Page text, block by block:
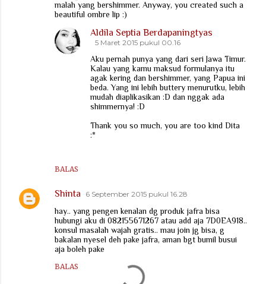
malah yang bershimmer. Anyway, you created such a
beautiful ombre lip :)
BALAS
Aldila Septia Berdapaningtyas
5 Maret 2015 pukul 00.16
Aku pernah punya yang dari seri Jawa Timur.
Kalau yang kamu maksud formulanya itu
agak kering dan bershimmer, yang Papua ini
beda. Yang ini lebih buttery menurutku, lebih
mudah diaplikasikan :D dan nggak ada
shimmernya! :D
Thank you so much, you are too kind Dita
:*
Shinta 6 September 2015 pukul 16.28
hay.. yang pengen kenalan dg produk jafra bisa
hubungi aku di 082155671267 atau add aja 7D0EA918..
konsul masalah wajah gratis.. mau join jg bisa, g
bakalan nyesel deh pake jafra, aman bgt bumil busui
aja boleh pake
BALAS